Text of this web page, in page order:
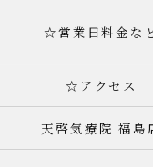
☆営業日料金な
☆アクセス
天啓気療院 福島